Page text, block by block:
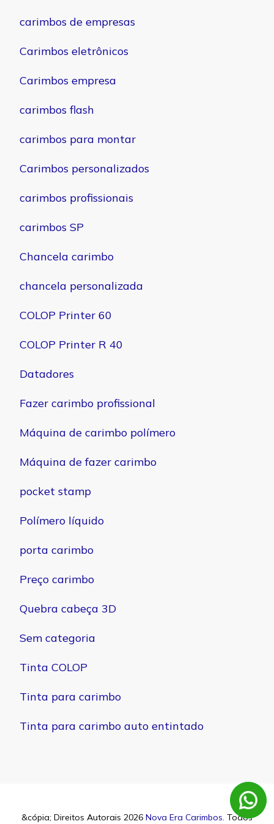
carimbos de empresas
Carimbos eletrônicos
Carimbos empresa
carimbos flash
carimbos para montar
Carimbos personalizados
carimbos profissionais
carimbos SP
Chancela carimbo
chancela personalizada
COLOP Printer 60
COLOP Printer R 40
Datadores
Fazer carimbo profissional
Máquina de carimbo polímero
Máquina de fazer carimbo
pocket stamp
Polímero líquido
porta carimbo
Preço carimbo
Quebra cabeça 3D
Sem categoria
Tinta COLOP
Tinta para carimbo
Tinta para carimbo auto entintado
&cópia; Direitos Autorais 2026 Nova Era Carimbos. Todos